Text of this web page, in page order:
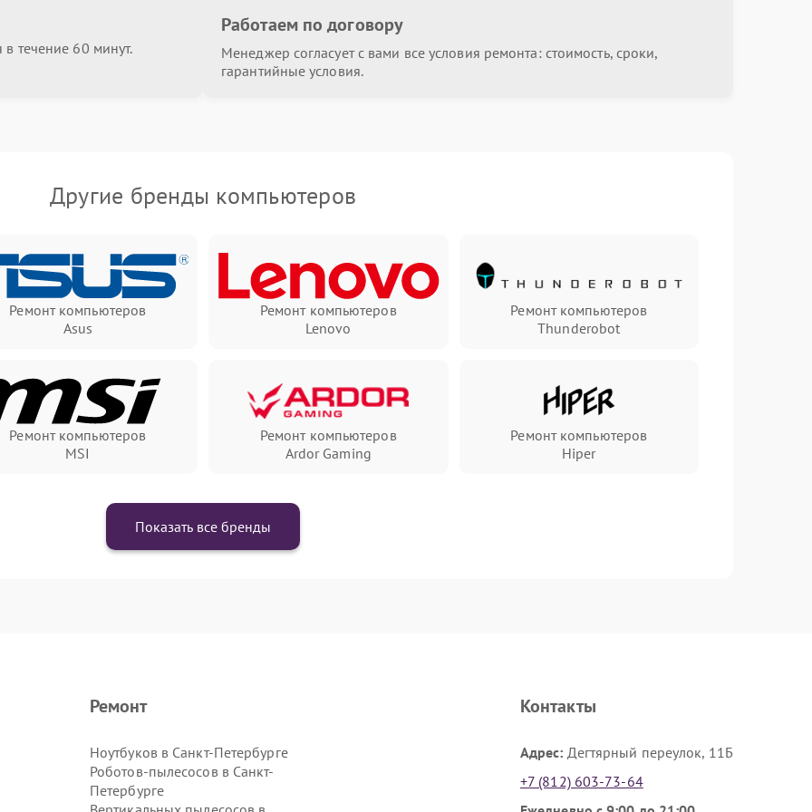
течение 60 минут.
Работаем по договору
Менеджер согласует с вами все условия ремонта: стоимость, сроки,
гарантийные условия.
Другие бренды компьютеров
Ремонт компьютеров
Asus
Ремонт компьютеров
Lenovo
Ремонт компьютеров
Thunderobot
Ремонт компьютеров
MSI
Ремонт компьютеров
Ardor Gaming
Ремонт компьютеров
Hiper
Показать все бренды
Ремонт
Ноутбуков в Санкт-Петербурге
Роботов-пылесосов в Санкт-
Петербурге
Контакты
Адрес: Дегтярный переулок, 11Б
+7 (812) 603-73-64